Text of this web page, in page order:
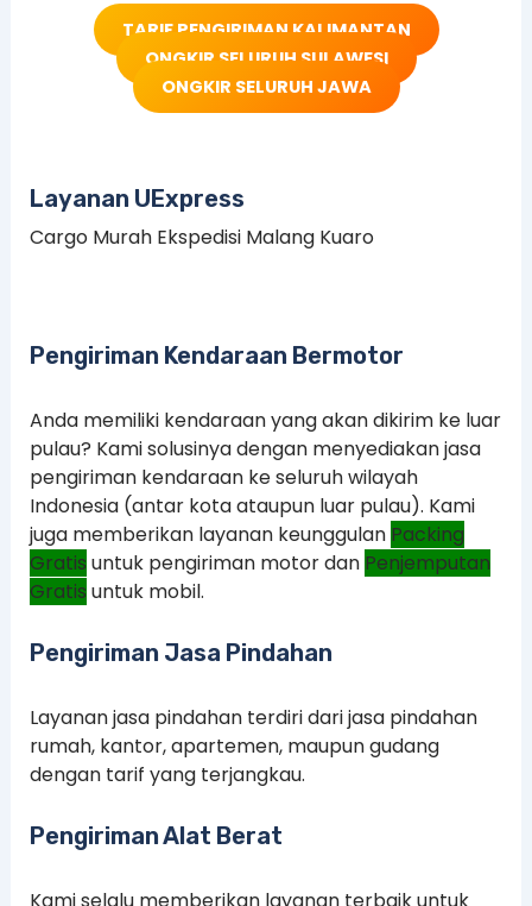
TARIF PENGIRIMAN KALIMANTAN
ONGKIR SELURUH SULAWESI
ONGKIR SELURUH JAWA
Layanan UExpress
Cargo Murah Ekspedisi Malang Kuaro
Pengiriman Kendaraan Bermotor
Anda memiliki kendaraan yang akan dikirim ke luar
pulau? Kami solusinya dengan menyediakan jasa
pengiriman kendaraan ke seluruh wilayah
Indonesia (antar kota ataupun luar pulau). Kami
juga memberikan layanan keunggulan Packing
Gratis untuk pengiriman motor dan Penjemputan
Gratis untuk mobil.
Pengiriman Jasa Pindahan
Layanan jasa pindahan terdiri dari jasa pindahan
rumah, kantor, apartemen, maupun gudang
dengan tarif yang terjangkau.
Pengiriman Alat Berat
Kami selalu memberikan layanan terbaik untuk